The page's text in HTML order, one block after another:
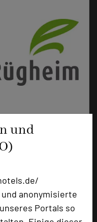
und
anonymisierte
Portals so